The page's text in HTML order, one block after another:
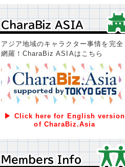
ＣｈａｒａＢｉｚ ＡＳＩＡ
ＣｈａｒａＢｉｚ ＡＳＩＡ
アジア地域のキャラクター事情を完全
網羅！CharaBiz ASIAはこちら
▶ Click here for English version
of CharaBiz.Asia
Ｍｅｍｂｅｒｓ Ｉｎｆｏ
Ｍｅｍｂｅｒｓ Ｉｎｆｏ